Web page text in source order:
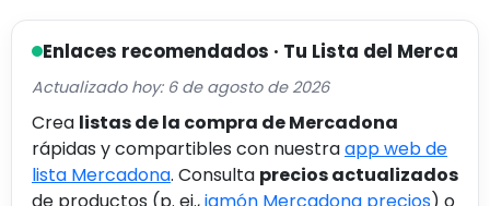
Enlaces recomendados · Tu Lista del Merca
Actualizado hoy: 6 de agosto de 2026
Crea listas de la compra de Mercadona
rápidas y compartibles con nuestraapp web de
lista Mercadona. Consulta precios actualizados
de productos (p. ej.,jamón Mercadona precios) o